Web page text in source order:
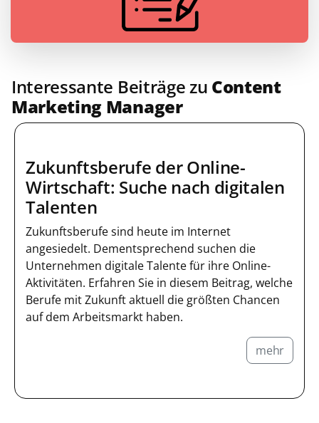
Interessante Beiträge zu Content
Marketing Manager
Zukunftsberufe der Online-
Wirtschaft: Suche nach digitalen
Talenten
Zukunftsberufe sind heute im Internet
angesiedelt. Dementsprechend suchen die
Unternehmen digitale Talente für ihre Online-
Aktivitäten. Erfahren Sie in diesem Beitrag, welche
Berufe mit Zukunft aktuell die größten Chancen
auf dem Arbeitsmarkt haben.
mehr